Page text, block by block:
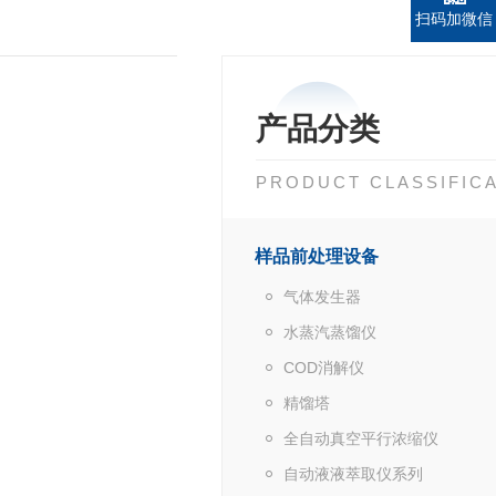
产品分类
PRODUCT
样品前处理设备
气体发生器
水蒸汽蒸馏仪
COD消解仪
精馏塔
全自动真空平行浓缩仪
自动液液萃取仪系列
扫码加微信